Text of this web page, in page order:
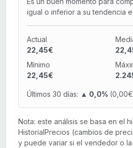
igual o inferior a su tendencia
Actual
22,45€
Mínimo
22,45€
Últimos 30 días: ▲ 0,0%
Nota: este análisis se basa en el
HistorialPrecios (cambios de
y puede variar si el vendedor o